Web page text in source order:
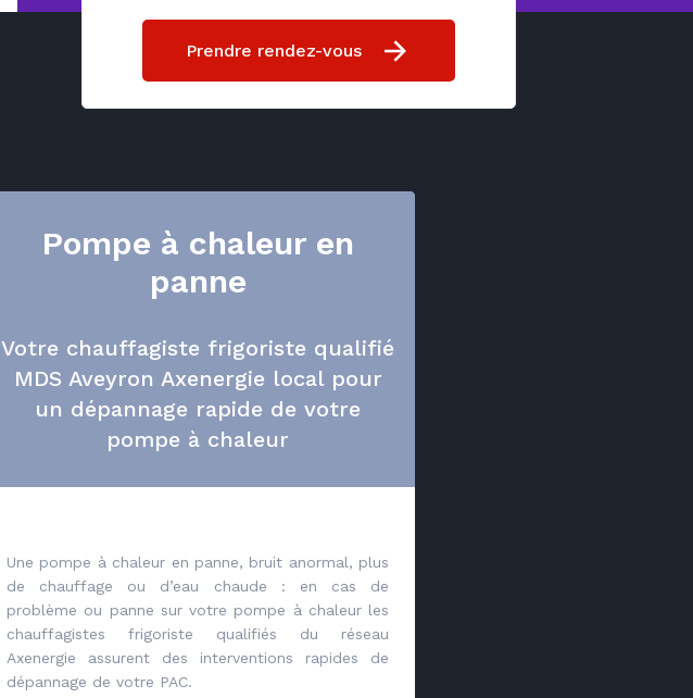
Prendre rendez-vous
Pompe à chaleur en
panne
Votre chauffagiste frigoriste qualifié
MDS Aveyron Axenergie local pour
un dépannage rapide de votre
pompe à chaleur
Une pompe à chaleur en panne, bruit anormal, plus
de chauffage ou d’eau chaude : en cas de
problème ou panne sur votre pompe à chaleur les
chauffagistes frigoriste qualifiés du réseau
Axenergie assurent des interventions rapides de
dépannage de votre PAC.